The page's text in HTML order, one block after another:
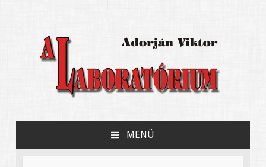
A Laboratórium
kísérleti színházáról
MENÜ